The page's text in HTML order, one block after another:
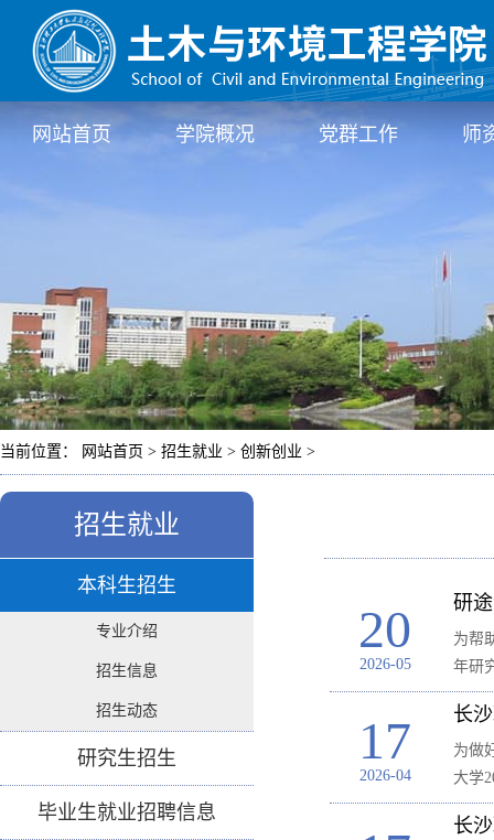
网站首页 学院概况 党群工作 师
当前位置： 网站首页 > 招生就业 > 创新创业 >
招生就业
本科生招生
专业介绍
招生信息
招生动态
研究生招生
毕业生就业招聘信息
20
2026-05
研
为帮
年研
17
2026-04
长
为做
大学
长